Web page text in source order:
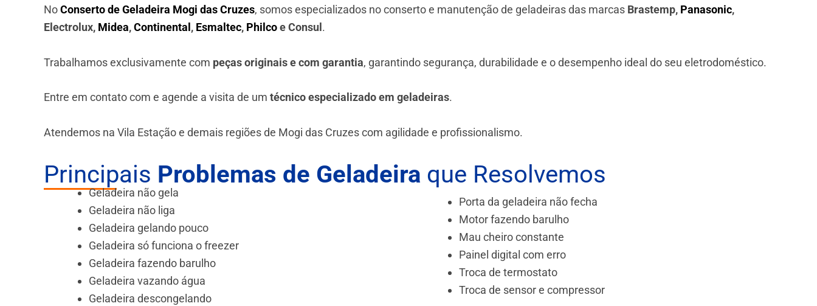
NoConserto de Geladeira Mogi das Cruzes, somos especializados no conserto e manutenção de geladeiras das marcas Brastemp, Panasonic,
Electrolux, Midea,Continental , Esmaltec, Philcoe Consul .
Trabalhamos exclusivamente com peças originais e com garantia, garantindo segurança, durabilidade e o desempenho ideal do seu eletrodoméstico.
Entre em contato com e agende a visita de um técnico especializado em geladeiras.
Atendemos na Vila Estação e demais regiões de Mogi das Cruzescom agilidade e profissionalismo.
Principais Problemas de Geladeira que Resolvemos
Geladeira não gela
Geladeira não liga
Geladeira gelando pouco
Geladeira só funciona o freezer
Geladeira fazendo barulho
Geladeira vazando água
Geladeira descongelando
Porta da geladeira não fecha
Motor fazendo barulho
Mau cheiro constante
Painel digital com erro
Troca de termostato
Troca de sensor e compressor